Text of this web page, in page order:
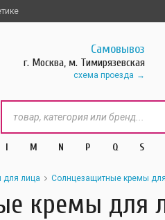
Самовывоз
г. Москва, м. Тимирязевская
схема проезда
l M N P Q S
для лица Солнцезащитные кремы для
кремы для